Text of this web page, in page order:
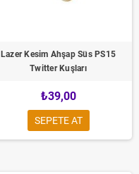
Lazer Kesim Ahşap Süs PS15
Twitter Kuşları
₺39,00
SEPETE AT